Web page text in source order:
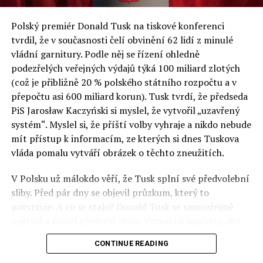
a východní Evropě.
Otázky spojené s vývojem umělé inteligence budou na
fóru AI zvláště diskutovanou oblastí. Fórum AI bude
zahrnovat vyhrazenou tematickou trať skládající se z
panelů, prezentací, workshopů a speciálních akcí.
Budou diskutovány klíčové otázky vlivu umělé
inteligence ve společnosti, ale i v sektoru veřejných a
komerčních služeb. Budou se diskutovat problémy a
výzvy, kterým bude muset trh čelit tváří v tvář zásadním
technologickým změnám. Účastníci fóra také zváží, do
technologií umělé inteligence v mnoha oblastech života
umožní Evropské unii obnovit konkurenceschopnost ve
vztahu ke globálním ekonomikám a nutnosti zajistit
Polský premiér Donald Tusk na tiskové konferenci
tvrdil, že v současnosti čelí obvinění 62 lidí z minulé
vládní garnitury. Podle něj se řízení ohledně
podezřelých veřejných výdajů týká 100 miliard zlotých
(což je přibližně 20 % polského státního rozpočtu a v
přepočtu asi 600 miliard korun). Tusk tvrdí, že předseda
PiS Jarosław Kaczyński si myslel, že vytvořil „uzavřený
systém“. Myslel si, že příští volby vyhraje a nikdo nebude
mít přístup k informacím, ze kterých si dnes Tuskova
vláda pomalu vytváří obrázek o těchto zneužitích.
V Polsku už málokdo věří, že Tusk splní své předvolební
sliby. Před pár dny se objevil průzkum, který to
potvrzuje. A co se stalo? Donald Tusk se samozřejmě
před kamerami podepsali dohodu o stíhání členů PiS, a
ti poslušně ono divadlo předvedli. Andrzej Domański
CONTINUE READING